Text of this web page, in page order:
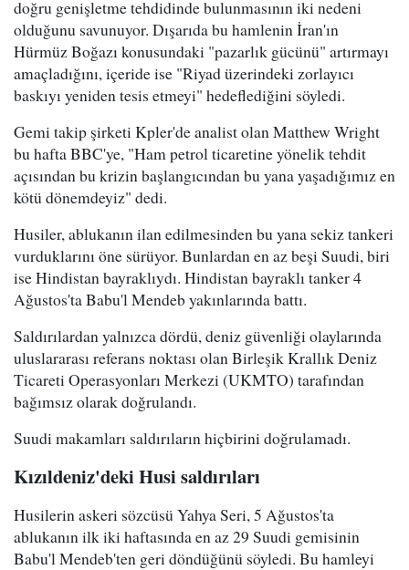
doğru genişletme tehdidinde bulunmasının iki nedeni
olduğunu savunuyor. Dışarıda bu hamlenin İran'ın
Hürmüz Boğazı konusundaki "pazarlık gücünü" artırmayı
amaçladığını, içeride ise "Riyad üzerindeki zorlayıcı
baskıyı yeniden tesis etmeyi" hedeflediğini söyledi.
Gemi takip şirketi Kpler'de analist olan Matthew Wright
bu hafta BBC'ye, "Ham petrol ticaretine yönelik tehdit
açısından bu krizin başlangıcından bu yana yaşadığımız en
kötü dönemdeyiz" dedi.
Husiler, ablukanın ilan edilmesinden bu yana sekiz tankeri
vurduklarını öne sürüyor. Bunlardan en az beşi Suudi, biri
ise Hindistan bayraklıydı. Hindistan bayraklı tanker 4
Ağustos'ta Babu'l Mendeb yakınlarında battı.
Saldırılardan yalnızca dördü, deniz güvenliği olaylarında
uluslararası referans noktası olan Birleşik Krallık Deniz
Ticareti Operasyonları Merkezi (UKMTO) tarafından
bağımsız olarak doğrulandı.
Suudi makamları saldırıların hiçbirini doğrulamadı.
Kızıldeniz'deki Husi saldırıları
Husilerin askeri sözcüsü Yahya Seri, 5 Ağustos'ta
ablukanın ilk iki haftasında en az 29 Suudi gemisinin
Babu'l Mendeb'ten geri döndüğünü söyledi. Bu hamleyi